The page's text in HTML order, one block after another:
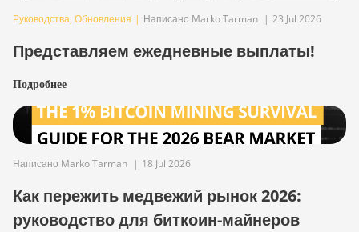
Руководства, Обновления | Написано Marko Tarman | 23 Jul 2026
Представляем ежедневные выплаты!
Подробнее
Написано Marko Tarman | 18 Jul 2026
Как пережить медвежий рынок 2026:
руководство для биткоин-майнеров